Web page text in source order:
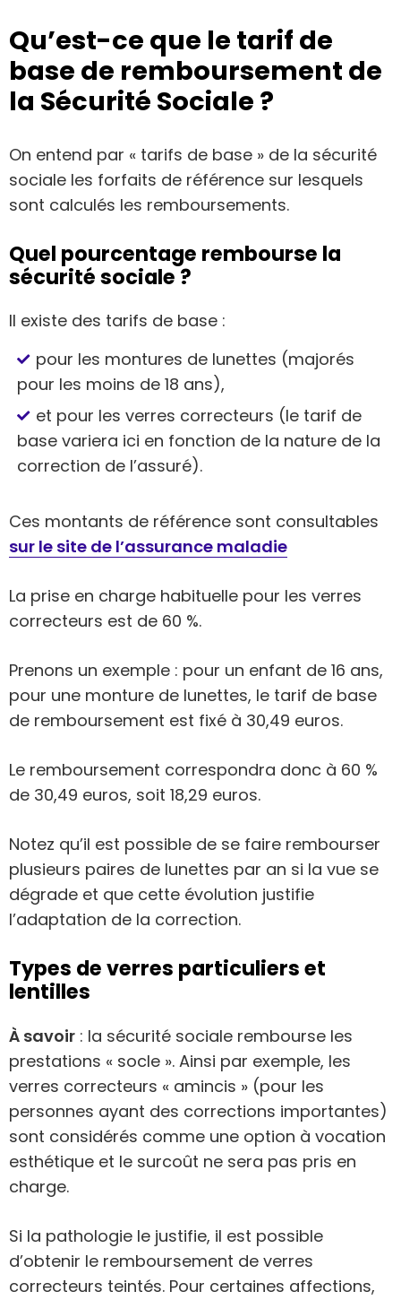
Qu’est-ce que le tarif de
base de remboursement de
la Sécurité Sociale ?
On entend par « tarifs de base » de la sécurité
sociale les forfaits de référence sur lesquels
sont calculés les remboursements.
Quel pourcentage rembourse la
sécurité sociale ?
Il existe des tarifs de base :
pour les montures de lunettes (majorés
pour les moins de 18 ans),
et pour les verres correcteurs (le tarif de
base variera ici en fonction de la nature de la
correction de l’assuré).
Ces montants de référence sont consultables
sur le site de l’assurance maladie
La prise en charge habituelle pour les verres
correcteurs est de 60 %.
Prenons un exemple : pour un enfant de 16 ans,
pour une monture de lunettes, le tarif de base
de remboursement est fixé à 30,49 euros.
Le remboursement correspondra donc à 60 %
de 30,49 euros, soit 18,29 euros.
Notez qu’il est possible de se faire rembourser
plusieurs paires de lunettes par an si la vue se
dégrade et que cette évolution justifie
l’adaptation de la correction.
Types de verres particuliers et
lentilles
À savoir : la sécurité sociale rembourse les
prestations « socle ». Ainsi par exemple, les
verres correcteurs « amincis » (pour les
personnes ayant des corrections importantes)
sont considérés comme une option à vocation
esthétique et le surcoût ne sera pas pris en
charge.
Si la pathologie le justifie, il est possible
d’obtenir le remboursement de verres
correcteurs teintés. Pour certaines affections,